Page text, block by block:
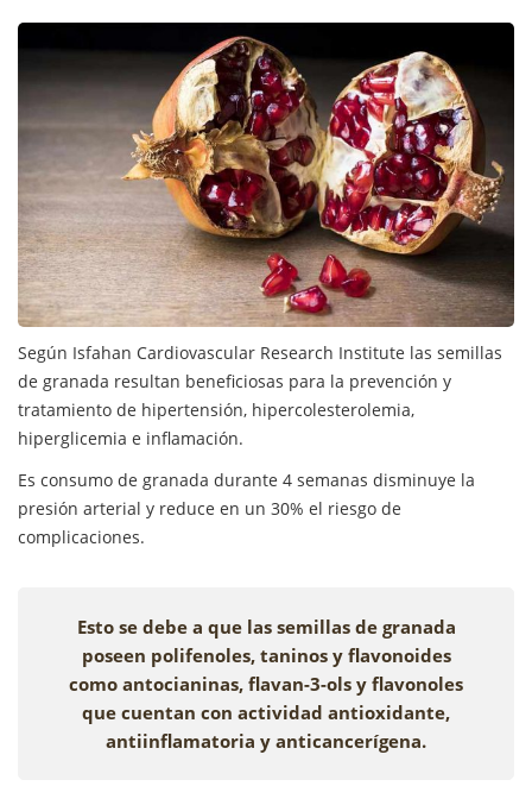
Según Isfahan Cardiovascular Research Institute las semillas
de granada resultan beneficiosas para la prevención y
tratamiento de hipertensión, hipercolesterolemia,
hiperglicemia e inflamación.
Es consumo de granada durante 4 semanas disminuye la
presión arterial y reduce en un 30% el riesgo de
complicaciones.
Esto se debe a que las semillas de granada
poseen polifenoles, taninos y flavonoides
como antocianinas, flavan-3-ols y flavonoles
que cuentan con actividad antioxidante,
antiinflamatoria y anticancerígena.